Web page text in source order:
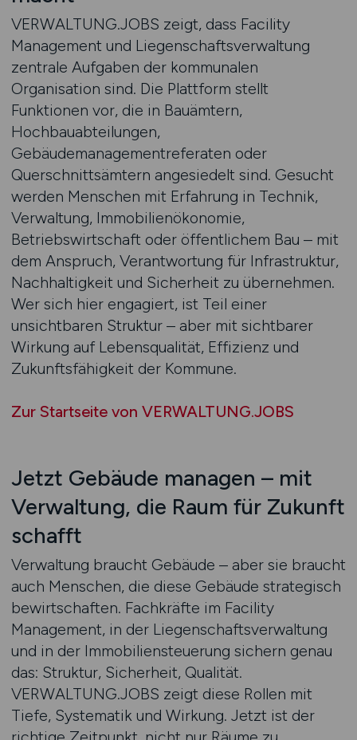
VERWALTUNG.JOBS zeigt, dass Facility
Management und Liegenschaftsverwaltung
zentrale Aufgaben der kommunalen
Organisation sind. Die Plattform stellt
Funktionen vor, die in Bauämtern,
Hochbauabteilungen,
Gebäudemanagementreferaten oder
Querschnittsämtern angesiedelt sind. Gesucht
werden Menschen mit Erfahrung in Technik,
Verwaltung, Immobilienökonomie,
Betriebswirtschaft oder öffentlichem Bau – mit
dem Anspruch, Verantwortung für Infrastruktur,
Nachhaltigkeit und Sicherheit zu übernehmen.
Wer sich hier engagiert, ist Teil einer
unsichtbaren Struktur – aber mit sichtbarer
Wirkung auf Lebensqualität, Effizienz und
Zukunftsfähigkeit der Kommune.
Zur Startseite von VERWALTUNG.JOBS
Jetzt Gebäude managen – mit
Verwaltung, die Raum für Zukunft
schafft
Verwaltung braucht Gebäude – aber sie braucht
auch Menschen, die diese Gebäude strategisch
bewirtschaften. Fachkräfte im Facility
Management, in der Liegenschaftsverwaltung
und in der Immobiliensteuerung sichern genau
das: Struktur, Sicherheit, Qualität.
VERWALTUNG.JOBS zeigt diese Rollen mit
Tiefe, Systematik und Wirkung. Jetzt ist der